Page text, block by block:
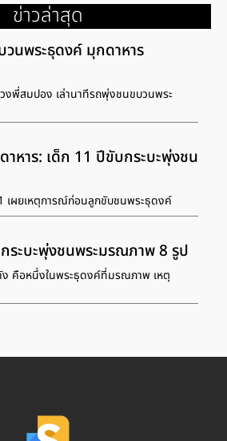
ข่าวล่าสุด
วนพระธุดงค์ มุกดาหาร
พี่สมปอง เล่านาทีรถพุ่งชนขบวนพระ
หาร: เด็ก 11 ปีขับกระบะพุ่งชน
เผยเหตุการณ์ก่อนลูกขับชนพระธุดงค์
ระบะพุ่งชนพระมรณภาพ 8 รูป
คือหนึ่งในพระธุดงค์ที่มรณภาพ เหตุ